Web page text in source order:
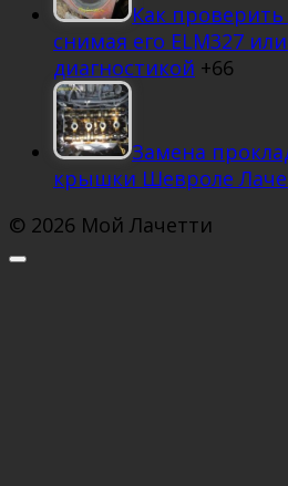
Как
снимая его ELM327
диагностикой +66
Замена
крышки Шевроле
© 2026 Мой Лачетти